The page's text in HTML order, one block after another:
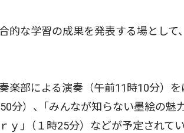
的な学習の成果を発表する場として
楽部による演奏（午前11時10分）
分）、｢みんなが知らない墨絵の魅
ｙ｣（１時25分）などが予定されてい